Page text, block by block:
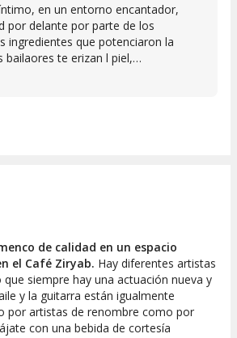
en un entorno encantador,
por delante por parte de los
ingredientes que potenciaron la
bailaores te erizan l piel,
de calidad en un espacio
el Café Ziryab. Hay diferentes artistas
siempre hay una actuación nueva y
y la guitarra están igualmente
por artistas de renombre como por
con una bebida de cortesía